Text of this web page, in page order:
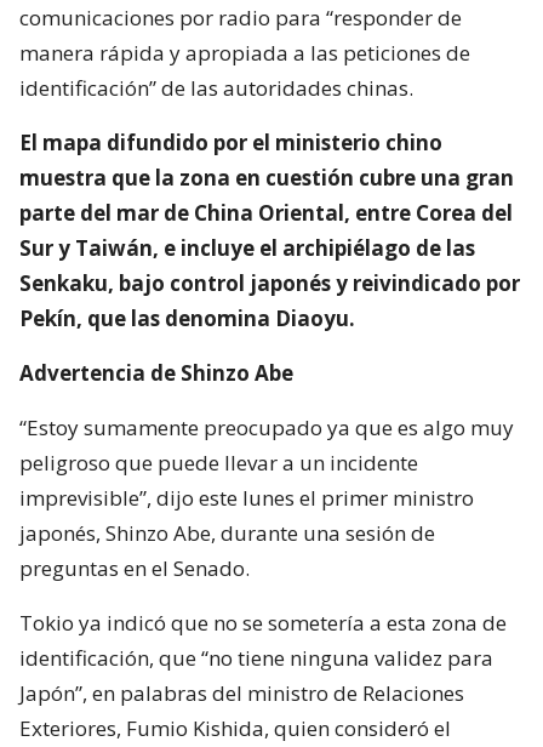
comunicaciones por radio para “responder de
manera rápida y apropiada a las peticiones de
identificación” de las autoridades chinas.
El mapa difundido por el ministerio chino
muestra que la zona en cuestión cubre una gran
parte del mar de China Oriental, entre Corea del
Sur y Taiwán, e incluye el archipiélago de las
Senkaku, bajo control japonés y reivindicado por
Pekín, que las denomina Diaoyu.
Advertencia de Shinzo Abe
“Estoy sumamente preocupado ya que es algo muy
peligroso que puede llevar a un incidente
imprevisible”, dijo este lunes el primer ministro
japonés, Shinzo Abe, durante una sesión de
preguntas en el Senado.
Tokio ya indicó que no se sometería a esta zona de
identificación, que “no tiene ninguna validez para
Japón”, en palabras del ministro de Relaciones
Exteriores, Fumio Kishida, quien consideró el